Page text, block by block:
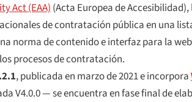
Act (EAA)(Acta Europea de Accesibilidad),
de contratación pública en una
norma de contenido e interfaz para la
procesos de contratación.
, publicada en marzo de 2021 e incorpora
V4.0.0 — se encuentra en fase final de